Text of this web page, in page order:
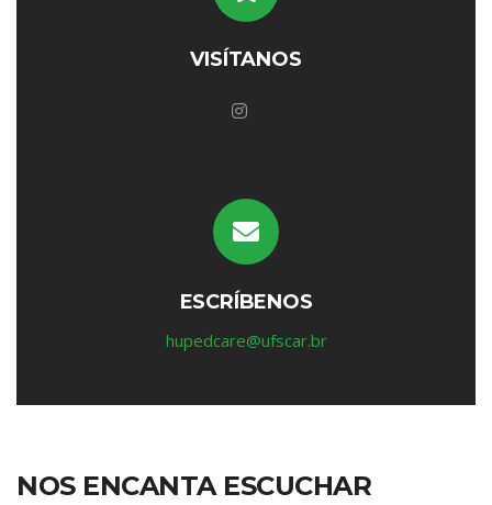
VISÍTANOS
ESCRÍBENOS
hupedcare@ufscar.br
NOS ENCANTA ESCUCHAR